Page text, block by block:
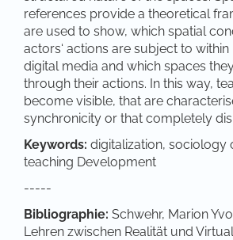
references provide a theoretical
are used to show, which spatial
actors‘ actions are subject to
digital media and which spaces
through their actions. In this way,
become visible, that are
synchronicity or that completely
Keywords: digitalization, sociology
teaching Development
-----
Bibliographie: Schwehr, Marion
Lehren zwischen Realität und